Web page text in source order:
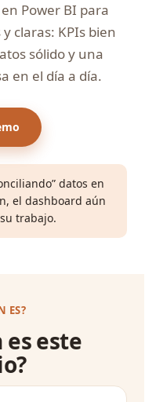
Power BI para
claras: KPIs bien
sólido y una
en el día a día.
datos en
el dashboard aún
trabajo.
ES?
es este